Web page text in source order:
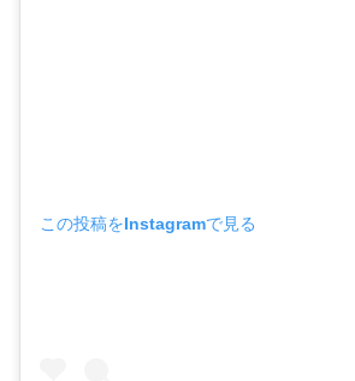
この投稿をInstagramで見る